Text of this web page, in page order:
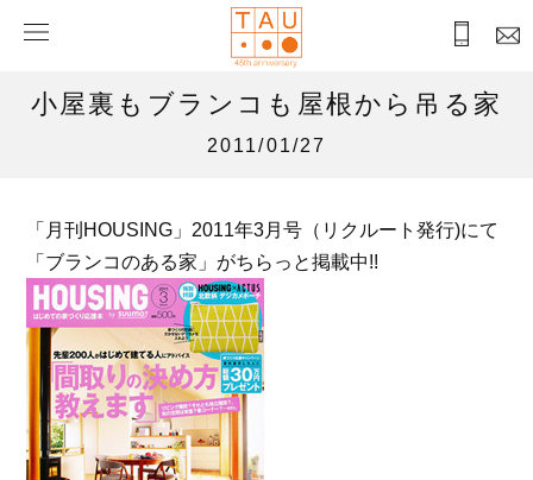
小屋裏もブランコも屋根から吊る家
2011/01/27
「月刊HOUSING」2011年3月号（リクルート発行)にて
「ブランコのある家」がちらっと掲載中!!